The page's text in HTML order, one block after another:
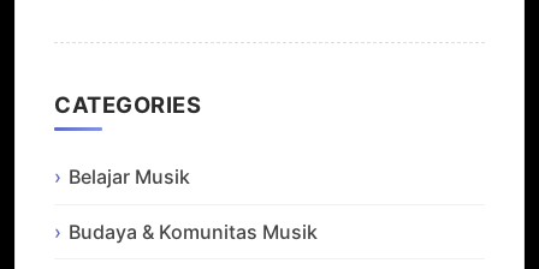
CATEGORIES
Belajar Musik
Budaya & Komunitas Musik